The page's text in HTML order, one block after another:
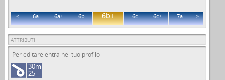
< 6a 6a+ 6b 6b+ 6c 6c+ 7a >
ATTRIBUTI
Per editare entra nel tuo profilo
30m
25–